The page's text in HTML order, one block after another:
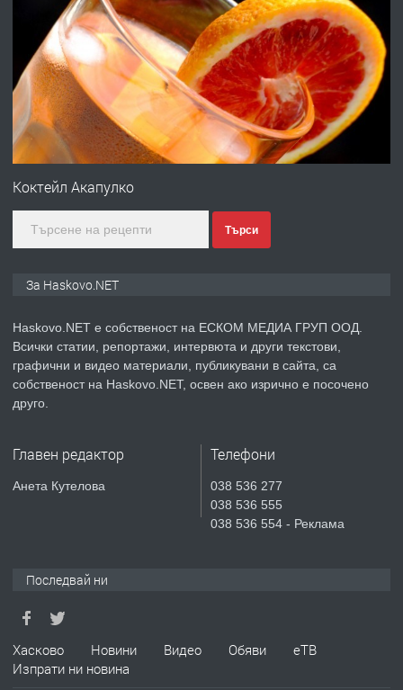
ПРЕДЛАГА Давам гараж под наем
преди 4 дни
ПРЕДЛАГА
№4120 Магазин/Офис под наем в кв.
преди 5 дни
ПРЕДЛАГА
Продавам парцел в гр. Хасково кв.
СГЛОБЯВАНЕ НА МЕБЕЛИ.
апартамент под наем в кв.
Коктейл Акапулко
Търси
За Haskovo.NET
Haskovo.NET е собственост на ЕСКОМ МЕДИА ГРУП ООД.
Всички статии, репортажи, интервюта и други текстови,
графични и видео материали, публикувани в сайта, са
собственост на Haskovo.NET, освен ако изрично е посочено
друго.
Главен редактор
Анета Кутелова
Телефони
038 536 277
038 536 555
038 536 554 - Реклама
Последвай ни
Хасково Новини Видео Обяви
еТВ
Изпрати ни новина